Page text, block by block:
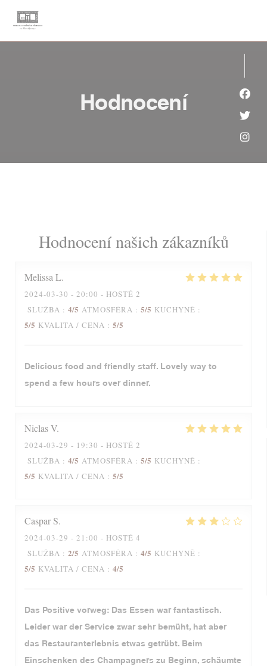
Hodnocení
Hodnocení našich zákazníků
MelissaL
2024-03-30 - 20:00 - HOSTÉ 2
SLUŽBA : 4/5 ATMOSFÉRA : 5/5 KUCHYNĚ :
5/5 KVALITA / CENA : 5/5
Delicious food and friendly staff. Lovely way to
spend a few hours over dinner.
NiclasV
2024-03-29 - 19:30 - HOSTÉ 2
SLUŽBA : 4/5 ATMOSFÉRA : 5/5 KUCHYNĚ :
5/5 KVALITA / CENA : 5/5
Caspar S
2024-03-29 - 21:00 - HOSTÉ 4
SLUŽBA : 2/5 ATMOSFÉRA : 4/5 KUCHYNĚ :
5/5 KVALITA / CENA : 4/5
Das Positive vorweg: Das Essen war fantastisch.
Leider war der Service zwar sehr bemüht, hat aber
das Restauranterlebnis etwas getrübt. Beim
Einschenken des Champagners zu Beginn, schäumte